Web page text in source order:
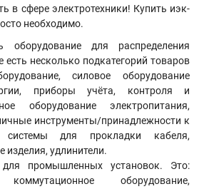
в сфере электротехники! Купить иэк-
необходимо.
для распределения
есть несколько подкатегорий товаров
силовое оборудование
приборы учёта, контроля и
оборудование электропитания,
инструменты/принадлежности к
для прокладки кабеля,
изделия, удлинители.
для промышленных установок. Это:
коммутационное оборудование,